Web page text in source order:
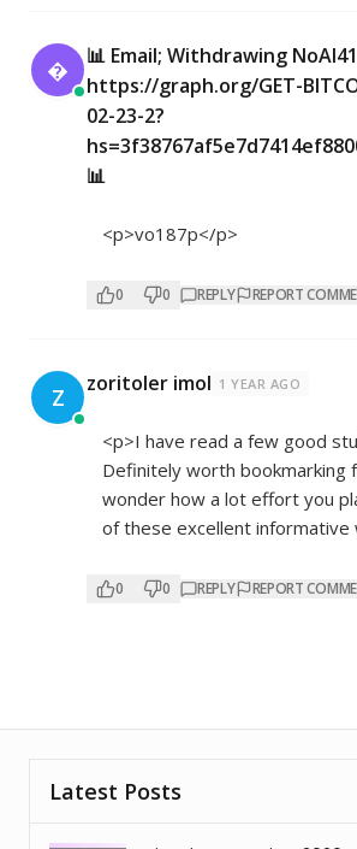

📊 Email; Withdrawing
https://graph.org/GET-
02-23-2?
📊
<p>vo187p</p>
0 0 REPLY REPORT
Z zoritoler imol 1 YEAR AGO
<p>I have read a few good
Definitely worth bookmarking
wonder how a lot effort you
of these excellent informative
0 0 REPLY REPORT
Latest Posts